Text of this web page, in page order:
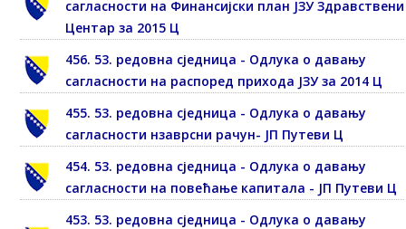
сагласности на Финансијски план ЈЗУ Здравствени
Центар за 2015 Ц
456. 53. редовна сједница - Одлука о давању
сагласности на распоред прихода ЈЗУ за 2014 Ц
455. 53. редовна сједница - Одлука о давању
сагласности нзаврсни рачун- ЈП Путеви Ц
454. 53. редовна сједница - Одлука о давању
сагласности на повећање капитала - ЈП Путеви Ц
453. 53. редовна сједница - Одлука о давању